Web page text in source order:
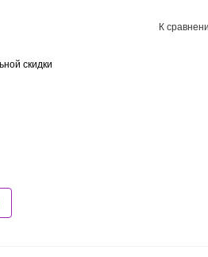
К
скидки